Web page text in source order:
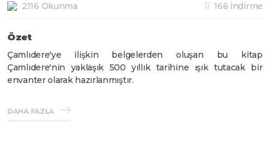
2116 Okunma 166 İndirme
Özet
Çamlıdere'ye ilişkin belgelerden oluşan bu kitap
Çamlıdere'nin yaklaşık 500 yıllık tarihine ışık tutacak bir
envanter olarak hazırlanmıştır.
DAHA FAZLA